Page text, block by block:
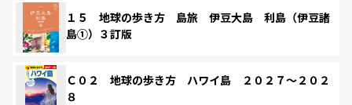
１５ 地球の歩き方 島旅 伊豆大島 利島（伊豆諸
島①）３訂版
Ｃ０２ 地球の歩き方 ハワイ島 ２０２７～２０２
８